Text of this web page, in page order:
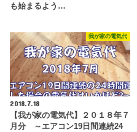
も始まるよう…
我が家の電気代
2018.7.18
【我が家の電気代】２０１８年７
月分 ～エアコン19日間連続24